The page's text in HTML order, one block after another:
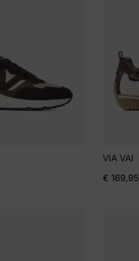
VIA VAI
€ 169,95